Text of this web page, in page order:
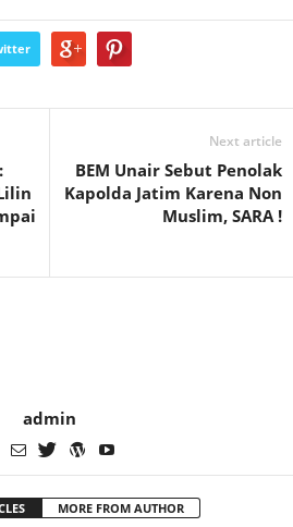
Next article
BEM Unair Sebut Penolak
Kapolda Jatim Karena Non
Muslim, SARA !
admin
MORE FROM AUTHOR